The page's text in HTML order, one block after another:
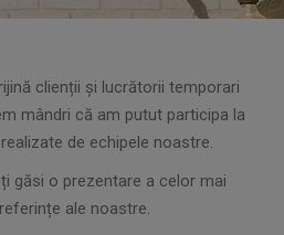
clienții și lucrătorii temporari
mândri că am putut participa la
de echipele noastre.
găsi o prezentare a celor mai
ale noastre.